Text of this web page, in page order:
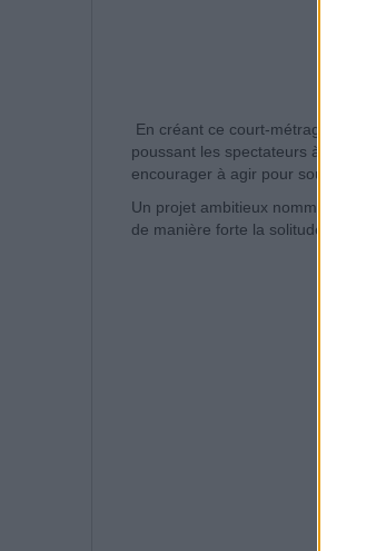
En créant ce court-métrage, j’ai
poussant les spectateurs à
encourager à agir pour soutenir
Un projet ambitieux nommé Cris
de manière forte la solitude que